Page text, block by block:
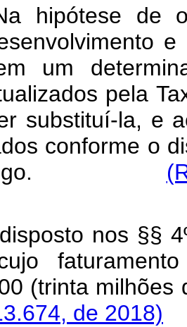
hipótese de
um
pela
substituí-la, e
conforme o
artigo.
nos §§
(trinta
de 2018)